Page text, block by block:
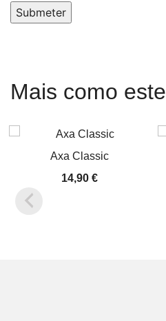
Submeter
Mais como este
Axa Classic
14,90€